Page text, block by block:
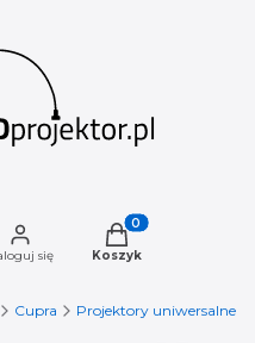
się
Produkty w
Koszyk
Cupra Projektory uniwersalne